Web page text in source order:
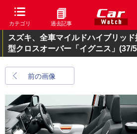
カテゴリ 過去記事
スズキ、全車マイルドハイブリッ
型クロスオーバー「イグニス」 (37/
前の画像